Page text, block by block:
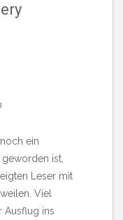
ein
ist,
Leser mit
Viel
Ausflug ins